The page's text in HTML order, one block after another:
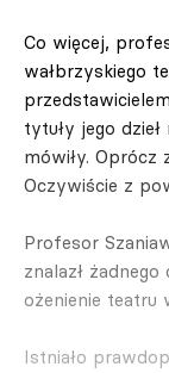
Co więcej,
wałbrzyskiego
tytuły jego
mówiły. Oprócz
Oczywiście z
Profesor
znalazł
ożenienie teatru
Istniało